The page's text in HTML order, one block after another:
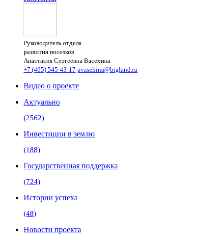
Руководитель отдела
развития поселков
Анастасия Сергеевна Васехина
+7 (495) 545-43-17 avasehina@bigland.ru
Видео о проекте
Актуально
(2562)
Инвестиции в землю
(188)
Государственная поддержка
(724)
Истории успеха
(48)
Новости проекта